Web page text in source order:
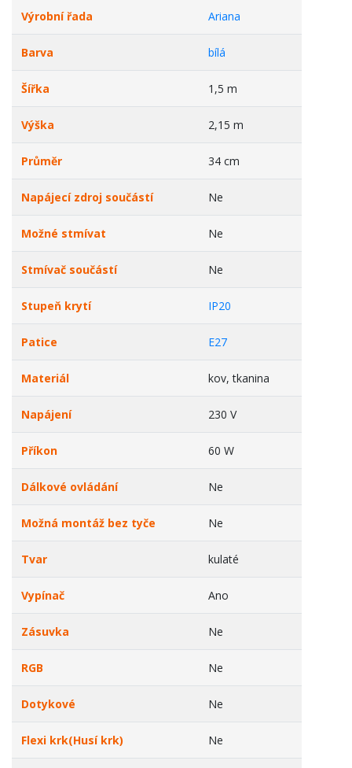
Výrobní řada Ariana
Barva bílá
Šířka 1,5 m
Výška 2,15 m
Průměr 34 cm
Napájecí zdroj součástí Ne
Možné stmívat Ne
Stmívač součástí Ne
Stupeň krytí IP20
Patice E27
Materiál kov, tkanina
Napájení 230 V
Příkon 60 W
Dálkové ovládání Ne
Možná montáž bez tyče Ne
Tvar kulaté
Vypínač Ano
Zásuvka Ne
RGB Ne
Dotykové Ne
Flexi krk(Husí krk) Ne